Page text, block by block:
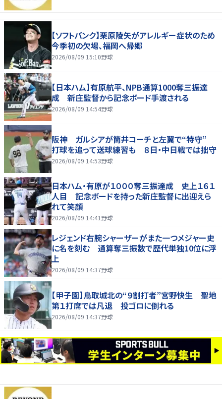
【ソフトバンク】栗原陵矢がアレルギー症状のため
今季初の欠場、福岡へ帰郷
2026/08/09 15:10野球
【日本ハム】有原航平、NPB通算1000奪三振達
成 新庄監督から記念ボード手渡される
2026/08/09 14:54野球
阪神 ガルシアが筒井コーチと左翼で“特守”
打球を追って送球練習も ８日・中日戦では拙守
2026/08/09 14:53野球
日本ハム・有原が１０００奪三振達成 史上１６１
人目 記念ボードを持った新庄監督に出迎えら
れて笑顔
2026/08/09 14:41 野球
レジェンド右腕シャーザーがまた一つメジャー史
に名を刻む 通算奪三振数で歴代単独10位に浮
上
2026/08/09 14:37野球
【甲子園】鳥取城北の“９割打者”宮野快生 聖地
第１打席では凡退 投ゴロに倒れる
2026/08/09 14:37野球